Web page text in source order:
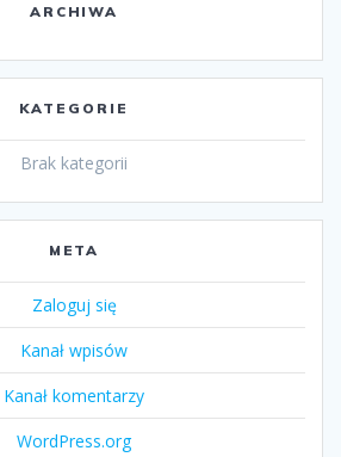
ARCHIWA
KATEGORIE
Brak kategorii
META
Zaloguj się
Kanał wpisów
Kanał komentarzy
WordPress.org